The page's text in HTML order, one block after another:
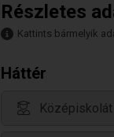
Részletes
Kattints bármelyik
Háttér